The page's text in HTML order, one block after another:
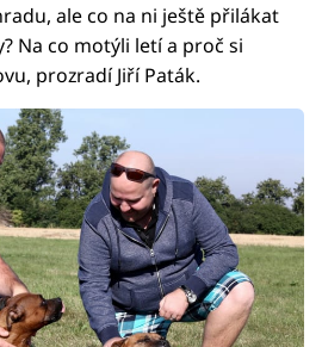
ale co na ni ještě přilákat
Na co motýli letí a proč si
prozradí Jiří Paták.